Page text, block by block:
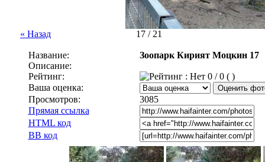
« Назад 17 / 21
Название:
Зоопарк Кирият Моцкин 17
Описание:
Рейтинг:
0 / 0 ( )
Ваша оценка:
Просмотров:
3085
Прямая ссылка
HTML код
BB код